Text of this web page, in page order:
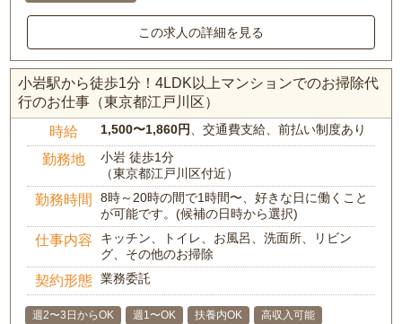
この求人の詳細を見る
小岩駅から徒歩1分！4LDK以上マンションでのお掃除代
行のお仕事（東京都江戸川区）
時給 1,500〜1,860円 、交通費支給、前払い制度あり
勤務地
小岩 徒歩1分
（東京都江戸川区付近）
勤務時間
8時～20時の間で1時間〜、好きな日に働くこと
が可能です。(候補の日時から選択)
仕事内容
キッチン、トイレ、お風呂、洗面所、リビン
グ、その他のお掃除
契約形態 業務委託
週2〜3日からOK 週1〜OK 扶養内OK 高収入可能